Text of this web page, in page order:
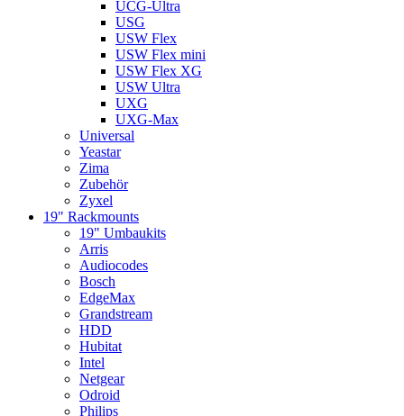
UCG-Ultra
USG
USW Flex
USW Flex mini
USW Flex XG
USW Ultra
UXG
UXG-Max
Universal
Yeastar
Zima
Zubehör
Zyxel
19" Rackmounts
19" Umbaukits
Arris
Audiocodes
Bosch
EdgeMax
Grandstream
HDD
Hubitat
Intel
Netgear
Odroid
Philips